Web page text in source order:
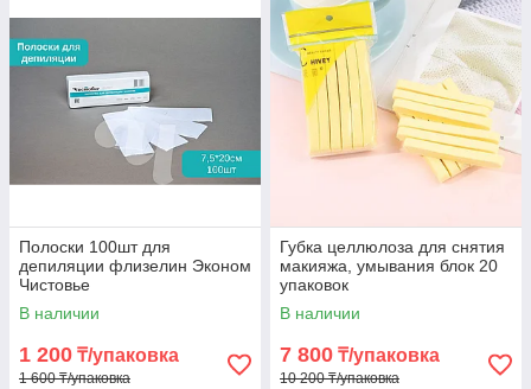
Полоски 100шт для
депиляции флизелин Эконом
Чистовье
В наличии
1 200 ₸/упаковка
1 600 ₸/упаковка
Губка целлюлоза для снятия
макияжа, умывания блок 20
упаковок
В наличии
7 800 ₸/упаковка
10 200 ₸/упаковка